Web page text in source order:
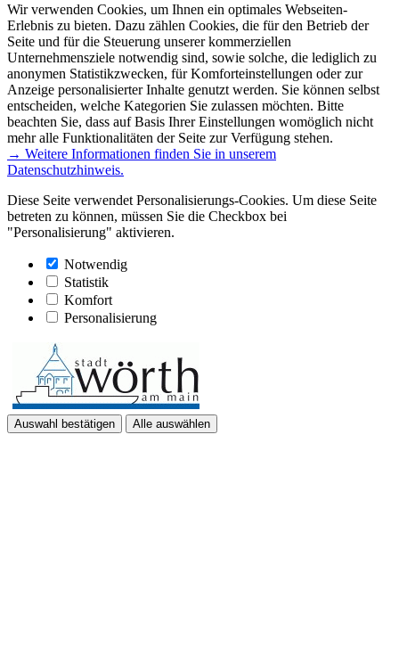
Wir verwenden Cookies, um Ihnen ein optimales Webseiten-
Erlebnis zu bieten. Dazu zählen Cookies, die für den Betrieb der
Seite und für die Steuerung unserer kommerziellen
Unternehmensziele notwendig sind, sowie solche, die lediglich zu
anonymen Statistikzwecken, für Komforteinstellungen oder zur
Anzeige personalisierter Inhalte genutzt werden. Sie können selbst
entscheiden, welche Kategorien Sie zulassen möchten. Bitte
beachten Sie, dass auf Basis Ihrer Einstellungen womöglich nicht
mehr alle Funktionalitäten der Seite zur Verfügung stehen.
→ Weitere Informationen finden Sie in unserem
Datenschutzhinweis.
Diese Seite verwendet Personalisierungs-Cookies. Um diese Seite
betreten zu können, müssen Sie die Checkbox bei
"Personalisierung" aktivieren.
Notwendig
Statistik
Komfort
Personalisierung
Auswahl bestätigen Alle auswählen